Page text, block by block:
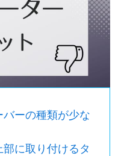
ーの種類が少な
に取り付けるタ